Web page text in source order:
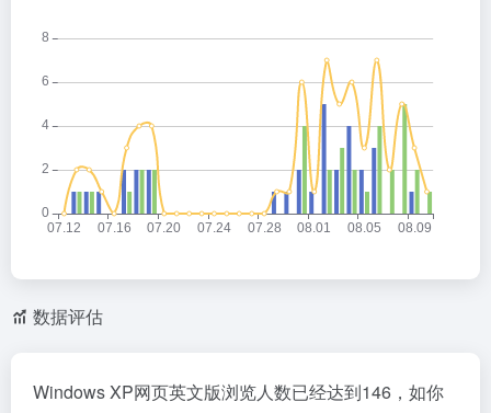
数据评估
Windows XP网页英文版浏览人数已经达到146，如你